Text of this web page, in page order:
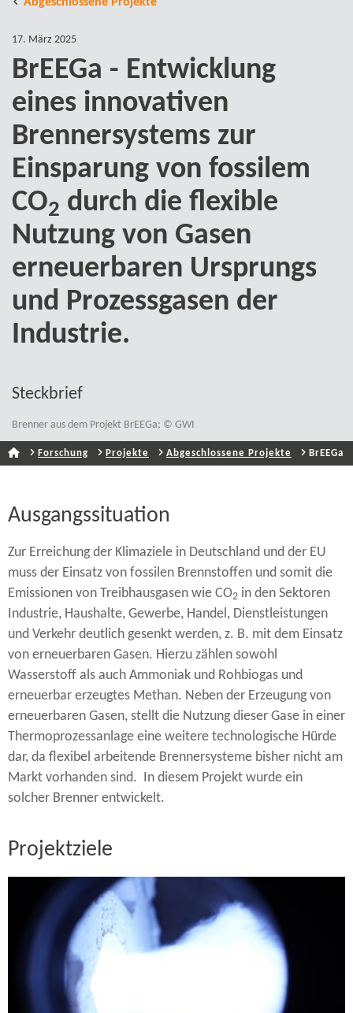
17. März 2025
BrEEGa - Entwicklung
eines innovativen
Brennersystems zur
Einsparung von fossilem
CO2 durch die flexible
Nutzung von Gasen
erneuerbaren Ursprungs
und Prozessgasen der
Industrie.
Steckbrief
Brenner aus dem Projekt BrEEGa; © GWI
Forschung Projekte Abgeschlossene Projekte BrEEGa
Ausgangssituation
Zur Erreichung der Klimaziele in Deutschland und der EU
muss der Einsatz von fossilen Brennstoffen und somit die
Emissionen von Treibhausgasen wie CO2 in den Sektoren
Industrie, Haushalte, Gewerbe, Handel, Dienstleistungen
und Verkehr deutlich gesenkt werden, z. B. mit dem Einsatz
von erneuerbaren Gasen. Hierzu zählen sowohl
Wasserstoff als auch Ammoniak und Rohbiogas und
erneuerbar erzeugtes Methan. Neben der Erzeugung von
erneuerbaren Gasen, stellt die Nutzung dieser Gase in einer
Thermoprozessanlage eine weitere technologische Hürde
dar, da flexibel arbeitende Brennersysteme bisher nicht am
Markt vorhanden sind. In diesem Projekt wurde ein
solcher Brenner entwickelt.
Projektziele